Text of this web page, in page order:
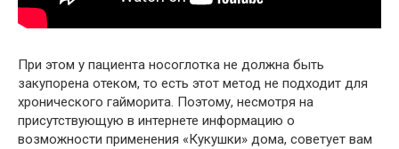
При этом у пациента носоглотка не должна быть
закупорена отеком, то есть этот метод не подходит для
хронического гайморита. Поэтому, несмотря на
присутствующую в интернете информацию о
возможности применения «Кукушки» дома, советует вам